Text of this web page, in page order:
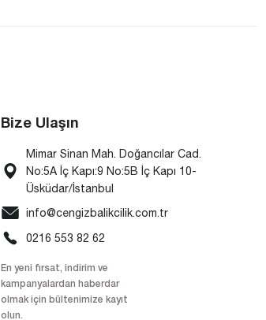
Bize Ulaşın
Mimar Sinan Mah. Doğancılar Cad.
No:5A İç Kapı:9 No:5B İç Kapı 10-
Üsküdar/İstanbul
info@cengizbalikcilik.com.tr
0216 553 82 62
En yeni fırsat, indirim ve
kampanyalardan haberdar
olmak için bültenimize kayıt
olun.